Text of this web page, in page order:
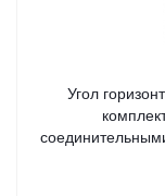
Угол